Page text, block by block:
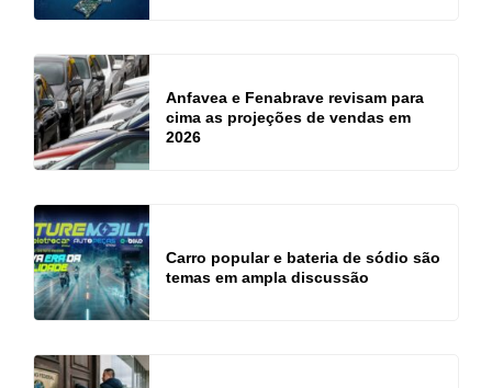
Anfavea e Fenabrave revisam para
cima as projeções de vendas em
2026
Carro popular e bateria de sódio são
temas em ampla discussão